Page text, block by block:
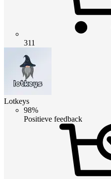
311
Lotkeys
98%
Positieve feedback